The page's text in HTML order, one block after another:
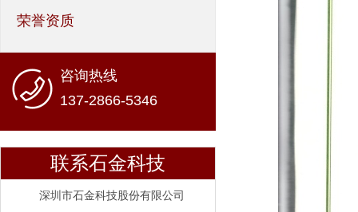
荣誉资质
咨询热线
137-2866-5346
联系石金科技
深圳市石金科技股份有限公司